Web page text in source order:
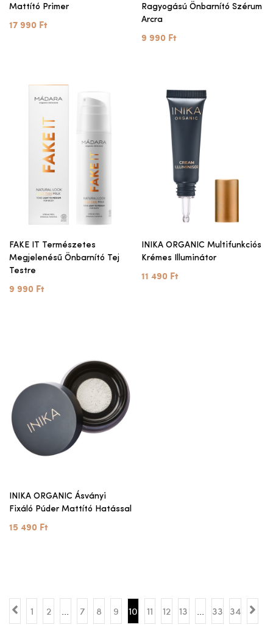
Mattító Primer
17 990 Ft
Ragyogású Önbarnító Szérum
Arcra
9 990 Ft
FAKE IT Természetes
Megjelenésű Önbarnító Tej
Testre
9 990 Ft
INIKA ORGANIC Multifunkciós
Krémes Illuminátor
11 490 Ft
INIKA ORGANIC Ásványi
Fixáló Púder Mattító Hatással
15 490 Ft
1 2 7 8 9 10 11 12 13 33 34